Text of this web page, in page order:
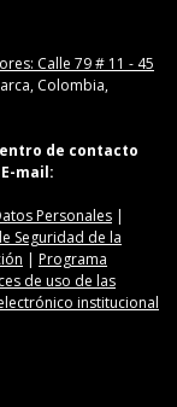
Calle 79 # 11 - 45
Colombia,
de contacto
E-mail:
Personales |
Seguridad de la
| Programa
de uso de las
institucional